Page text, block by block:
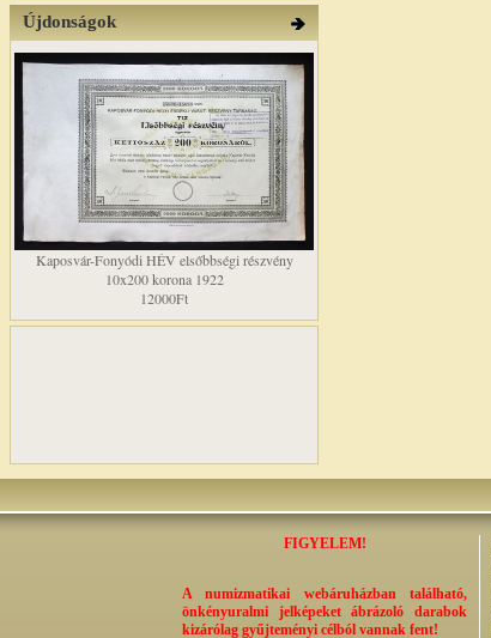
Újdonságok
Kaposvár-Fonyódi HÉV elsőbbségi részvény
10x200 korona 1922
12000Ft
FIGYELEM!
A numizmatikai webáruházban található,
önkényuralmi jelképeket ábrázoló darabok
kizárólag gyűjteményi célból vannak fent!